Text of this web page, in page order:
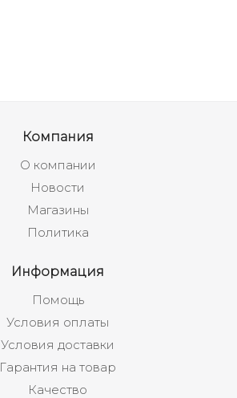
Компания
О компании
Новости
Магазины
Политика
Информация
Помощь
Условия оплаты
Условия доставки
Гарантия на товар
Качество